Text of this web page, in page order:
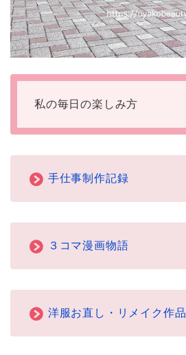
私の毎日の楽しみ方
手仕事制作記録
３コマ漫画物語
洋服お直し・リメイク作品